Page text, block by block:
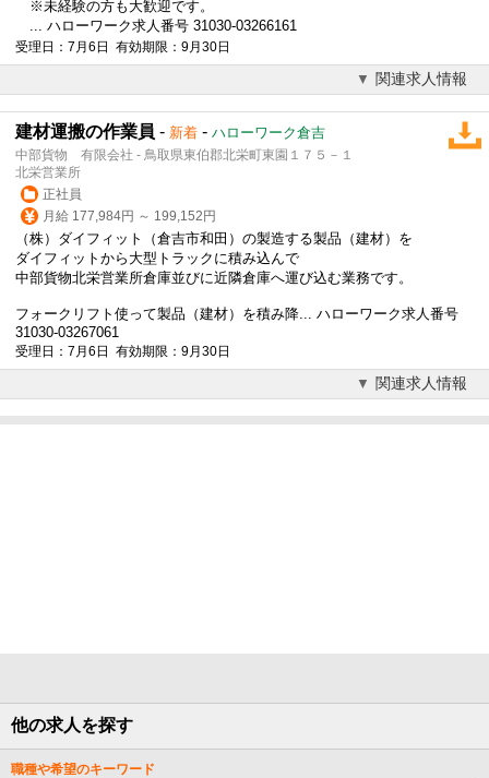
※未経験の方も大歓迎です。
... ハローワーク求人番号 31030-03266161
受理日：7月6日 有効期限：9月30日
関連求人情報
建材運搬の作業員 - 新着 - ハローワーク倉吉
中部貨物 有限会社 - 鳥取県東伯郡北栄町東園１７５－１
北栄営業所
正社員
月給 177,984円 ～ 199,152円
（株）ダイフィット（倉吉市和田）の製造する製品（建材）を
ダイフィットから大型トラックに積み込んで
中部貨物北栄営業所倉庫並びに近隣倉庫へ運び込む業務です。
フォークリフト使って製品（建材）を積み降... ハローワーク求人番号
31030-03267061
受理日：7月6日 有効期限：9月30日
関連求人情報
他の求人を探す
職種や希望のキーワード